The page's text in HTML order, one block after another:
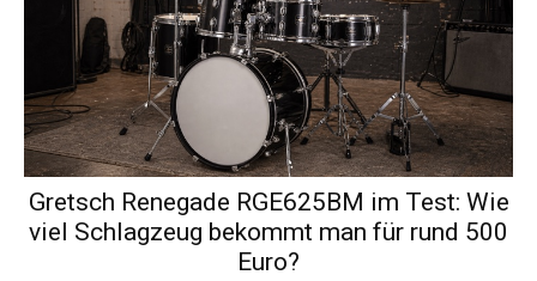
Gretsch Renegade RGE625BM im Test: Wie
viel Schlagzeug bekommt man für rund 500
Euro?